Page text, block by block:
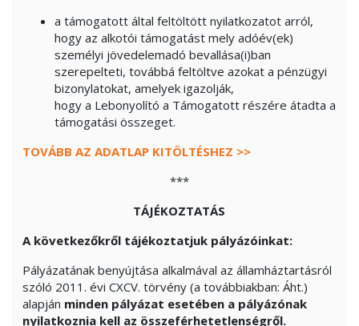
a támogatott által feltöltött nyilatkozatot arról,
hogy az alkotói támogatást mely adóév(ek)
személyi jövedelemadó bevallása(i)ban
szerepelteti, továbbá feltöltve azokat a pénzügyi
bizonylatokat, amelyek igazolják,
hogy a Lebonyolító a Támogatott részére átadta a
támogatási összeget.
TOVÁBB AZ ADATLAP KITÖLTÉSHEZ >>
***
TÁJÉKOZTATÁS
A következőkről tájékoztatjuk pályázóinkat:
Pályázatának benyújtása alkalmával az államháztartásról
szóló 2011. évi CXCV. törvény (a továbbiakban: Áht.)
alapján minden pályázat esetében a pályázónak
nyilatkoznia kell az összeférhetetlenségről.